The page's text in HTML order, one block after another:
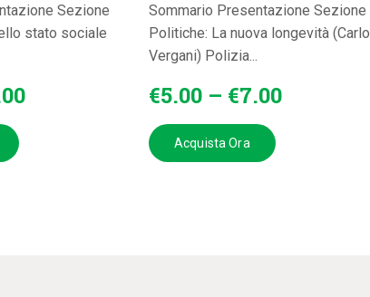
Sezione
stato sociale
00
Sommario Presentazione Sezione
Politiche: La nuova longevità (Carlo
Vergani) Polizia...
€5.00 – €7.00
Acquista Ora